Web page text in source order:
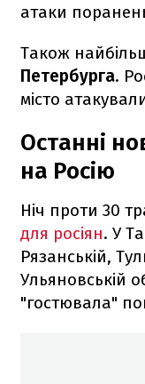
атаки
Також
Петербурга.
місто
Останні
на Росію
Ніч проти 30
для росіян. У
Рязанській,
Ульяновській
"гостювала"